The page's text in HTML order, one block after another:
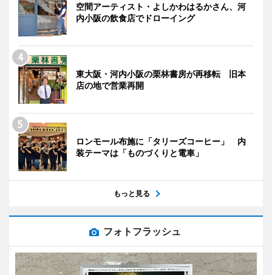
空間アーティスト・よしかわはるかさん、河
内小阪の飲食店でドローイング
東大阪・河内小阪の栗林書房が再移転 旧本
店の地で営業再開
ロンモール布施に「タリーズコーヒー」 内
装テーマは「ものづくりと電車」
もっと見る
フォトフラッシュ